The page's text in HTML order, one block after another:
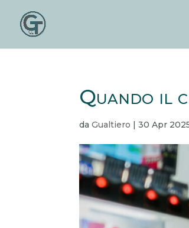
Quando il
daGualtiero |30 Apr